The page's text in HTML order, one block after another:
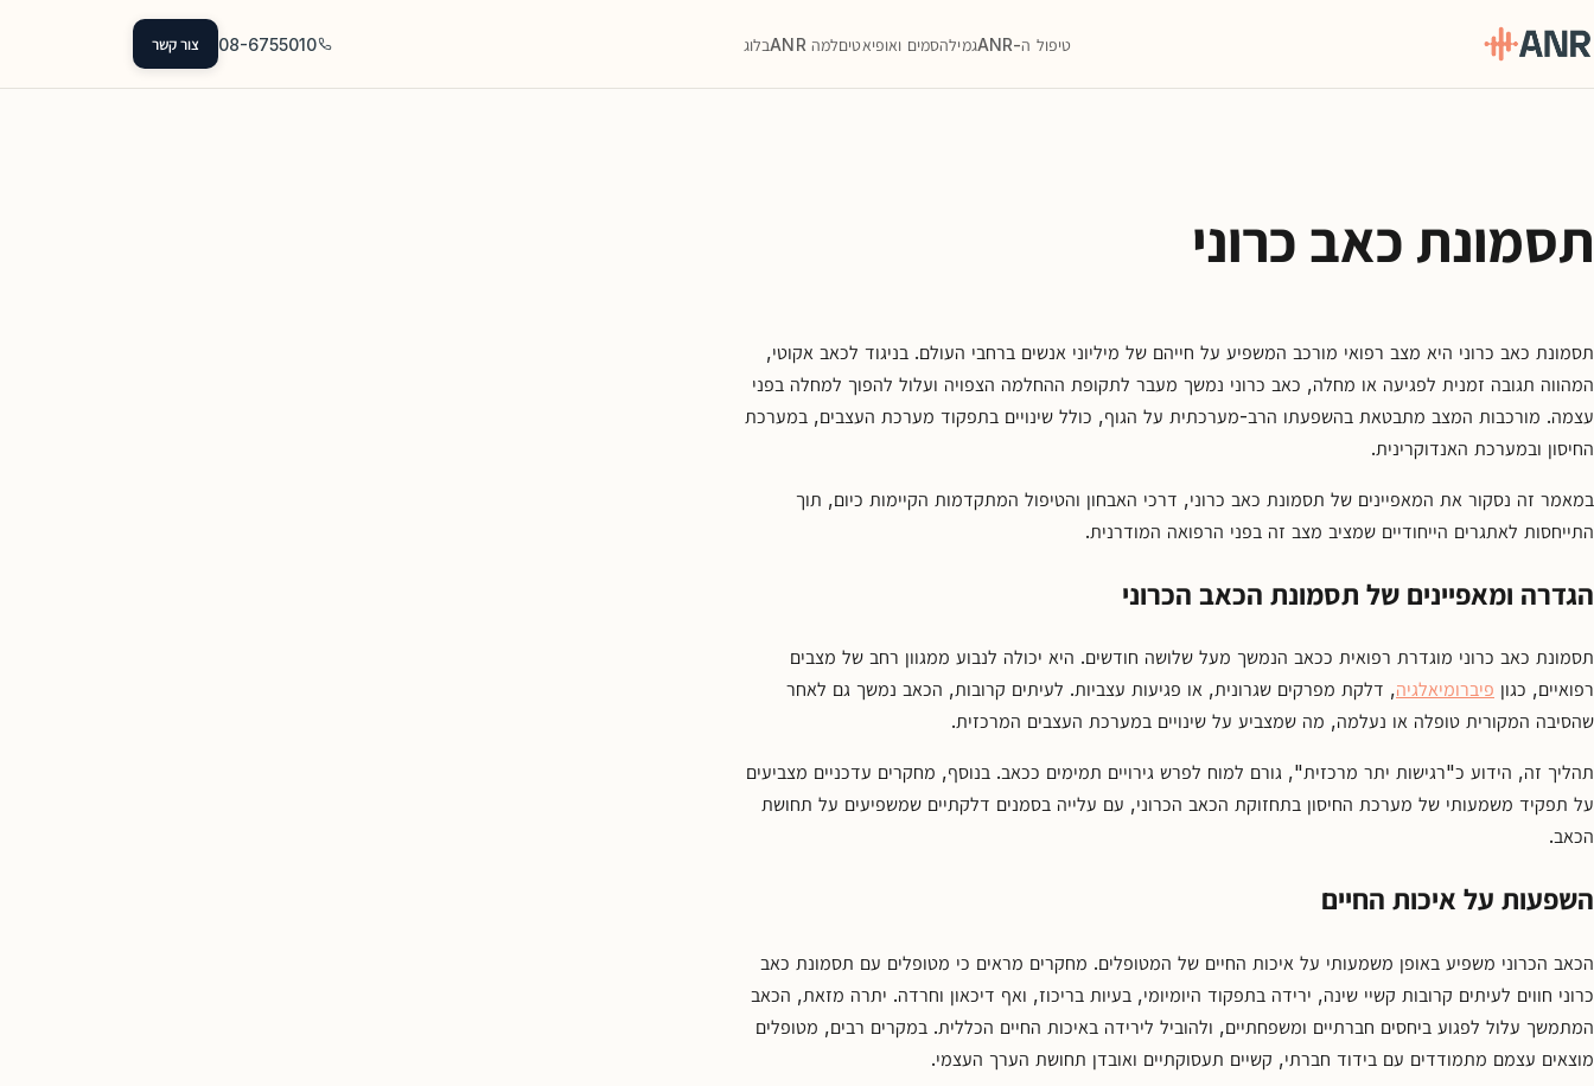
טיפול ה-ANR גמילהסמים ואופיאטיםלמה ANR בלוג 08-6755010 צור קשר
ANR
גמילה
ואופיאטים
למה
ANR
בלוג
צור
קשר
קבע
פגישת
תסמונת כאב כרוני
תסמונת כאב כרוני היא מצב רפואי מורכב המשפיע על חייהם של מיליוני אנשים ברחבי העולם. בניגוד לכאב אקוטי,
המהווה תגובה זמנית לפגיעה או מחלה, כאב כרוני נמשך מעבר לתקופת ההחלמה הצפויה ועלול להפוך למחלה בפני
עצמה. מורכבות המצב מתבטאת בהשפעתו הרב-מערכתית על הגוף, כולל שינויים בתפקוד מערכת העצבים, במערכת
החיסון ובמערכת האנדוקרינית.
במאמר זה נסקור את המאפיינים של תסמונת כאב כרוני, דרכי האבחון והטיפול המתקדמות הקיימות כיום, תוך
התייחסות לאתגרים הייחודיים שמציב מצב זה בפני הרפואה המודרנית.
הגדרה ומאפיינים של תסמונת הכאב הכרוני
תסמונת כאב כרוני מוגדרת רפואית ככאב הנמשך מעל שלושה חודשים. היא יכולה לנבוע ממגוון רחב של מצבים
רפואיים, כגון פיברומיאלגיה, דלקת מפרקים שגרונית, או פגיעות עצביות. לעיתים קרובות, הכאב נמשך גם לאחר
שהסיבה המקורית טופלה או נעלמה, מה שמצביע על שינויים במערכת העצבים המרכזית.
תהליך זה, הידוע כ"רגישות יתר מרכזית", גורם למוח לפרש גירויים תמימים ככאב. בנוסף, מחקרים עדכניים מצביעים
על תפקיד משמעותי של מערכת החיסון בתחזוקת הכאב הכרוני, עם עלייה בסמנים דלקתיים שמשפיעים על תחושת
הכאב.
השפעות על איכות החיים
הכאב הכרוני משפיע באופן משמעותי על איכות החיים של המטופלים. מחקרים מראים כי מטופלים עם תסמונת כאב
כרוני חווים לעיתים קרובות קשיי שינה, ירידה בתפקוד היומיומי, בעיות בריכוז, ואף דיכאון וחרדה. יתרה מזאת, הכאב
המתמשך עלול לפגוע ביחסים חברתיים ומשפחתיים, ולהוביל לירידה באיכות החיים הכללית. במקרים רבים, מטופלים
מוצאים עצמם מתמודדים עם בידוד חברתי, קשיים תעסוקתיים ואובדן תחושת הערך העצמי.